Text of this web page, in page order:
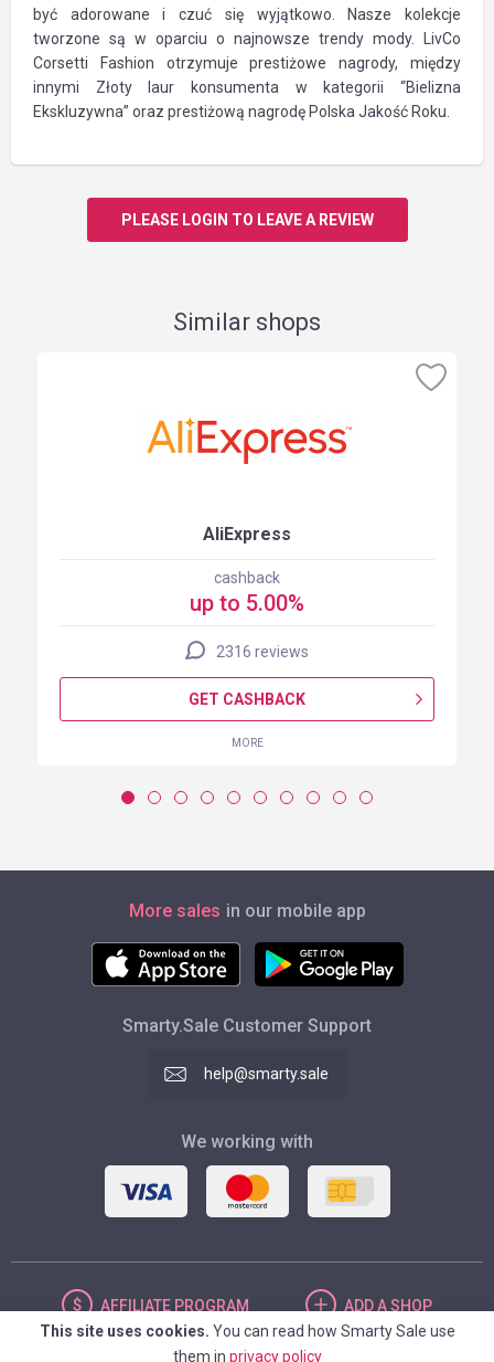
być adorowane i czuć się wyjątkowo. Nasze kolekcje
tworzone są w oparciu o najnowsze trendy mody. LivCo
Corsetti Fashion otrzymuje prestiżowe nagrody, między
innymi Złoty laur konsumenta w kategorii “Bielizna
Ekskluzywna” oraz prestiżową nagrodę Polska Jakość Roku.
PLEASE LOGIN TO LEAVE A REVIEW
Similar shops
AliExpress
cashback
up to 5.00%
2316 reviews
GET CASHBACK
MORE
More sales in our mobile app
Smarty.Sale Customer Support
help@smarty.sale
We working with
AFFILIATE PROGRAM ADDA SHOP
This site uses cookies. You can read how Smarty Sale use
them in privacy policy